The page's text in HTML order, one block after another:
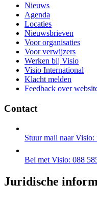
Nieuws
Agenda
Locaties
Nieuwsbrieven
Voor organisaties
Voor verwijzers
Werken bij Visio
Visio International
Klacht melden
Feedback over
Contact
Stuur mail naar
Bel met Visio: 088
Juridische